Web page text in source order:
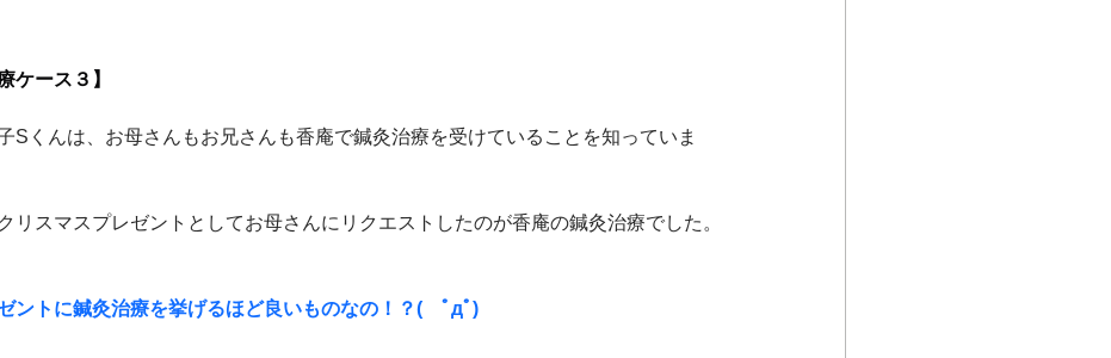
ケース３】
Sくんは、お母さんもお兄さんも香庵で鍼灸治療を受けていることを知っていま
リスマスプレゼントとしてお母さんにリクエストしたのが香庵の鍼灸治療でした。
ントに鍼灸治療を挙げるほど良いものなの！？(　ﾟдﾟ)